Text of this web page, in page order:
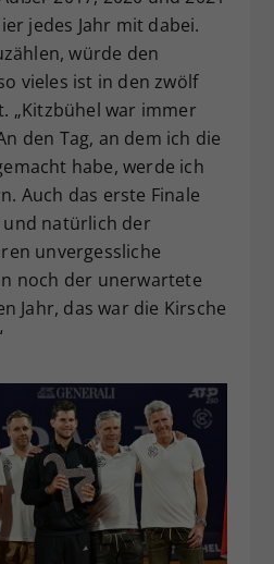
jedes Jahr mit dabei.
würde den
vieles ist in den zwölf
„Kitzbühel war immer
den Tag, an dem ich die
habe, werde ich
Auch das erste Finale
und natürlich der
unvergessliche
noch der unerwartete
Jahr, das war die Kirsche